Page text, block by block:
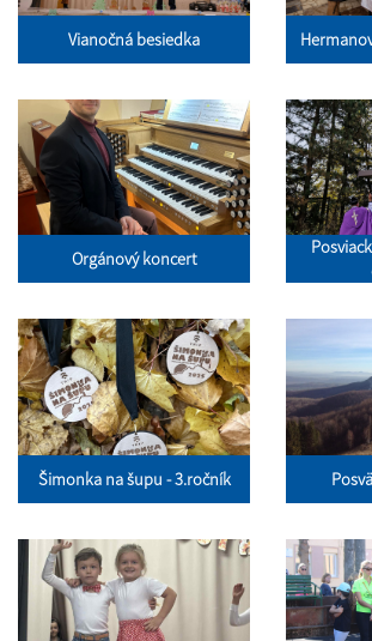
Vianočná besiedka
Orgánový koncert
Šimonka na šupu - 3.ročník